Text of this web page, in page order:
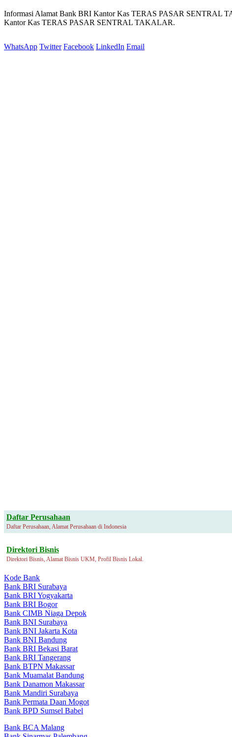
Informasi Alamat Bank BRI Kantor Kas TERAS PASAR SENTRAL
Kantor Kas TERAS PASAR SENTRAL TAKALAR.
WhatsApp Twitter Facebook LinkedIn Email
Daftar Perusahaan
Daftar Perusahaan, Alamat Perusahaan di Indonesia
Direktori Bisnis
Direktori Bisnis, Alamat Bisnis UKM, Profil Bisnis Lokal.
Kode Bank
Bank BRI Surabaya
Bank BRI Yogyakarta
Bank BRI Bogor
Bank CIMB Niaga Depok
Bank BNI Surabaya
Bank BNI Jakarta Kota
Bank BNI Bandung
Bank BRI Bekasi Barat
Bank BRI Tangerang
Bank BTPN Makassar
Bank Muamalat Bandung
Bank Danamon Makassar
Bank Mandiri Surabaya
Bank Permata Daan Mogot
Bank BPD Sumsel Babel
Bank BCA Malang